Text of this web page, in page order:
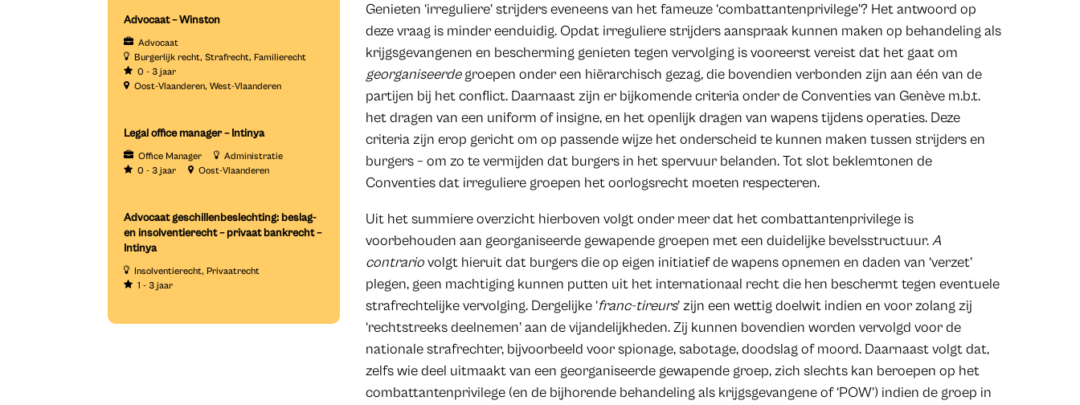
Advocaat – Winston
Advocaat
Burgerlijk recht Strafrecht Familierecht
0 - 3 jaar
Oost-Vlaanderen West-Vlaanderen
Legal office manager – Intinya
Office Manager
Administratie
0 - 3 jaar
Oost-Vlaanderen
Advocaat geschillenbeslechting: beslag-
en insolventierecht – privaat bankrecht –
Intinya
Insolventierecht Privaatrecht
1 - 3 jaar
Genieten ‘irreguliere’ strijders eveneens van het fameuze ‘combattantenprivilege’? Het antwoord op
deze vraag is minder eenduidig. Opdat irreguliere strijders aanspraak kunnen maken op behandeling als
krijgsgevangenen en bescherming genieten tegen vervolging is vooreerst vereist dat het gaat om
georganiseerdegroepen onder een hiërarchisch gezag, die bovendien verbonden zijn aan één van de
partijen bij het conflict. Daarnaast zijn er bijkomende criteria onder de Conventies van Genève m.b.t.
het dragen van een uniform of insigne, en het openlijk dragen van wapens tijdens operaties. Deze
criteria zijn erop gericht om op passende wijze het onderscheid te kunnen maken tussen strijders en
burgers – om zo te vermijden dat burgers in het spervuur belanden. Tot slot beklemtonen de
Conventies dat irreguliere groepen het oorlogsrecht moeten respecteren.
Uit het summiere overzicht hierboven volgt onder meer dat het combattantenprivilege is
voorbehouden aan georganiseerde gewapende groepen met een duidelijke bevelsstructuur.A
contrariovolgt hieruit dat burgers die op eigen initiatief de wapens opnemen en daden van ‘verzet’
plegen, geen machtiging kunnen putten uit het internationaal recht die hen beschermt tegen eventuele
strafrechtelijke vervolging. Dergelijke ‘franc-tireurs’ zijn een wettig doelwit indien en voor zolang zij
‘rechtstreeks deelnemen’ aan de vijandelijkheden. Zij kunnen bovendien worden vervolgd voor de
nationale strafrechter, bijvoorbeeld voor spionage, sabotage, doodslag of moord. Daarnaast volgt dat,
zelfs wie deel uitmaakt van een georganiseerde gewapende groep, zich slechts kan beroepen op het
combattantenprivilege (en de bijhorende behandeling als krijgsgevangene of ‘POW’) indien de groep in